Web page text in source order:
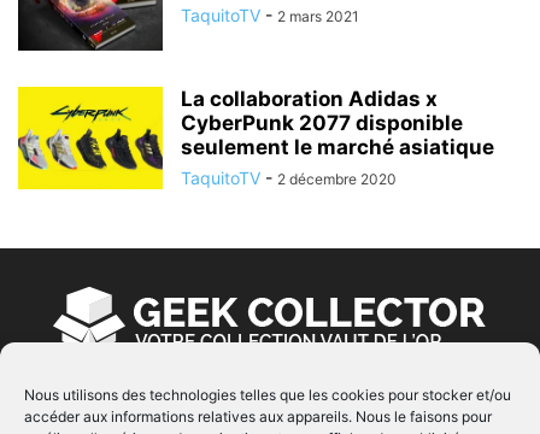
Nous utilisons des technologies telles que les cookies pour stocker et/ou
accéder aux informations relatives aux appareils. Nous le faisons pour
TaquitoTV - 2 mars 2021
La collaboration Adidas x
CyberPunk 2077 disponible
seulement le marché asiatique
TaquitoTV - 2 décembre 2020
À PROPOS